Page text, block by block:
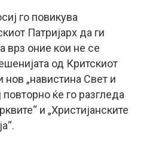
го повикува
Патријарх да ги
врз оние кои не се
од Критскиот
„навистина Свет и
повторно ќе го разгледа
и „Христијанските